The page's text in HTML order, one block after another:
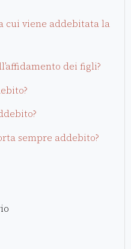
cui viene addebitata la
dei figli?
sempre addebito?